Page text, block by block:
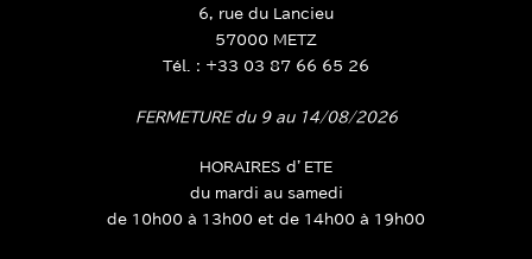
6, rue du Lancieu
57000 METZ
Tél. : +33 03 87 66 65 26
FERMETURE du 9 au 14/08/2026
HORAIRES d’ETE
du mardi au samedi
de 10h00 à 13h00 et de 14h00 à 19h00